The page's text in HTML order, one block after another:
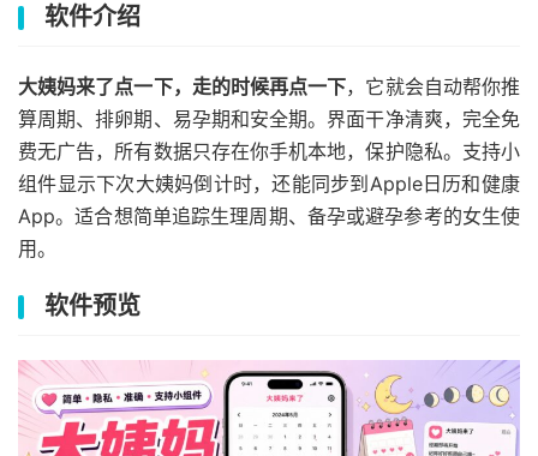
软件介绍
大姨妈来了点一下，走的时候再点一下，它就会自动帮你推
算周期、排卵期、易孕期和安全期。界面干净清爽，完全免
费无广告，所有数据只存在你手机本地，保护隐私。支持小
组件显示下次大姨妈倒计时，还能同步到Apple日历和健康
App。适合想简单追踪生理周期、备孕或避孕参考的女生使
用。
软件预览